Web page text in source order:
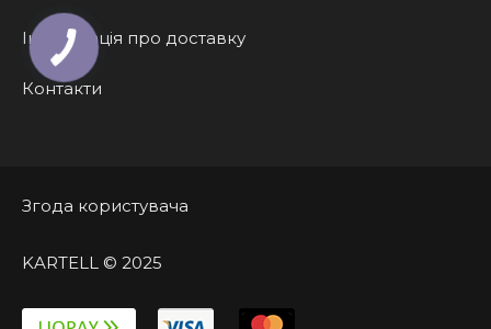
Інформація про доставку
Контакти
Згода користувача
KARTELL © 2025